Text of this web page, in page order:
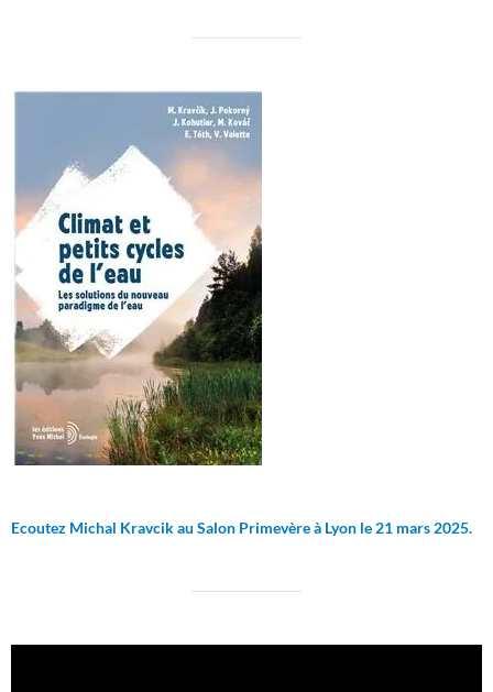
Ecoutez Michal Kravcik au Salon Primevère à Lyon le 21 mars 2025.